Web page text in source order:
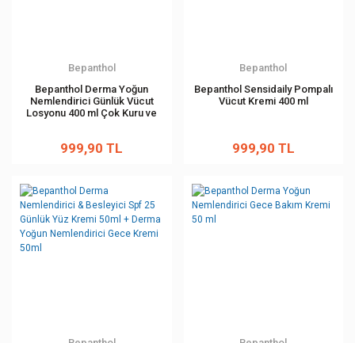
Bepanthol
Bepanthol Derma Yoğun
Nemlendirici Günlük Vücut
Losyonu 400 ml Çok Kuru ve
999,90 TL
Bepanthol
Bepanthol Sensidaily Pompalı
Vücut Kremi 400 ml
999,90 TL